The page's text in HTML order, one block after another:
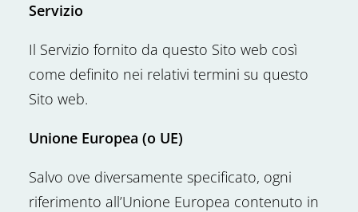
Servizio
Il Servizio fornito da questo Sito web così
come definito nei relativi termini su questo
Sito web.
Unione Europea (o UE)
Salvo ove diversamente specificato, ogni
riferimento all’Unione Europea contenuto in